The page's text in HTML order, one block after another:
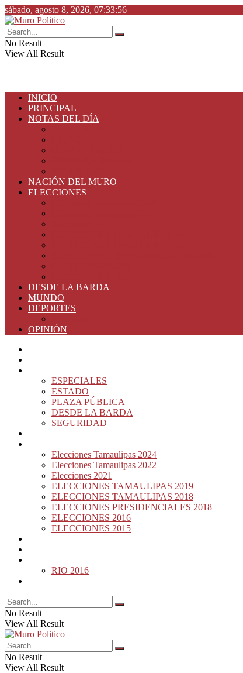
sábado, agosto 8, 2026, 07:33:56
No Result
View All Result
INICIO
PRINCIPAL
NOTAS DEL DÍA
NACIÓN DEL MURO
ELECCIONES
DESDE LA BARDA
MUNDO
DEPORTES
OPINIÓN
ESPECIALES
ESTADO
PLAZA PÚBLICA
DESDE LA BARDA
SEGURIDAD
Elecciones Tamaulipas 2024
Elecciones Tamaulipas 2022
Elecciones 2021
ELECCIONES TAMAULIPAS 2019
ELECCIONES TAMAULIPAS 2018
ELECCIONES PRESIDENCIALES 2018
ELECCIONES 2016
ELECCIONES 2015
RIO 2016
No Result
View All Result
No Result
View All Result